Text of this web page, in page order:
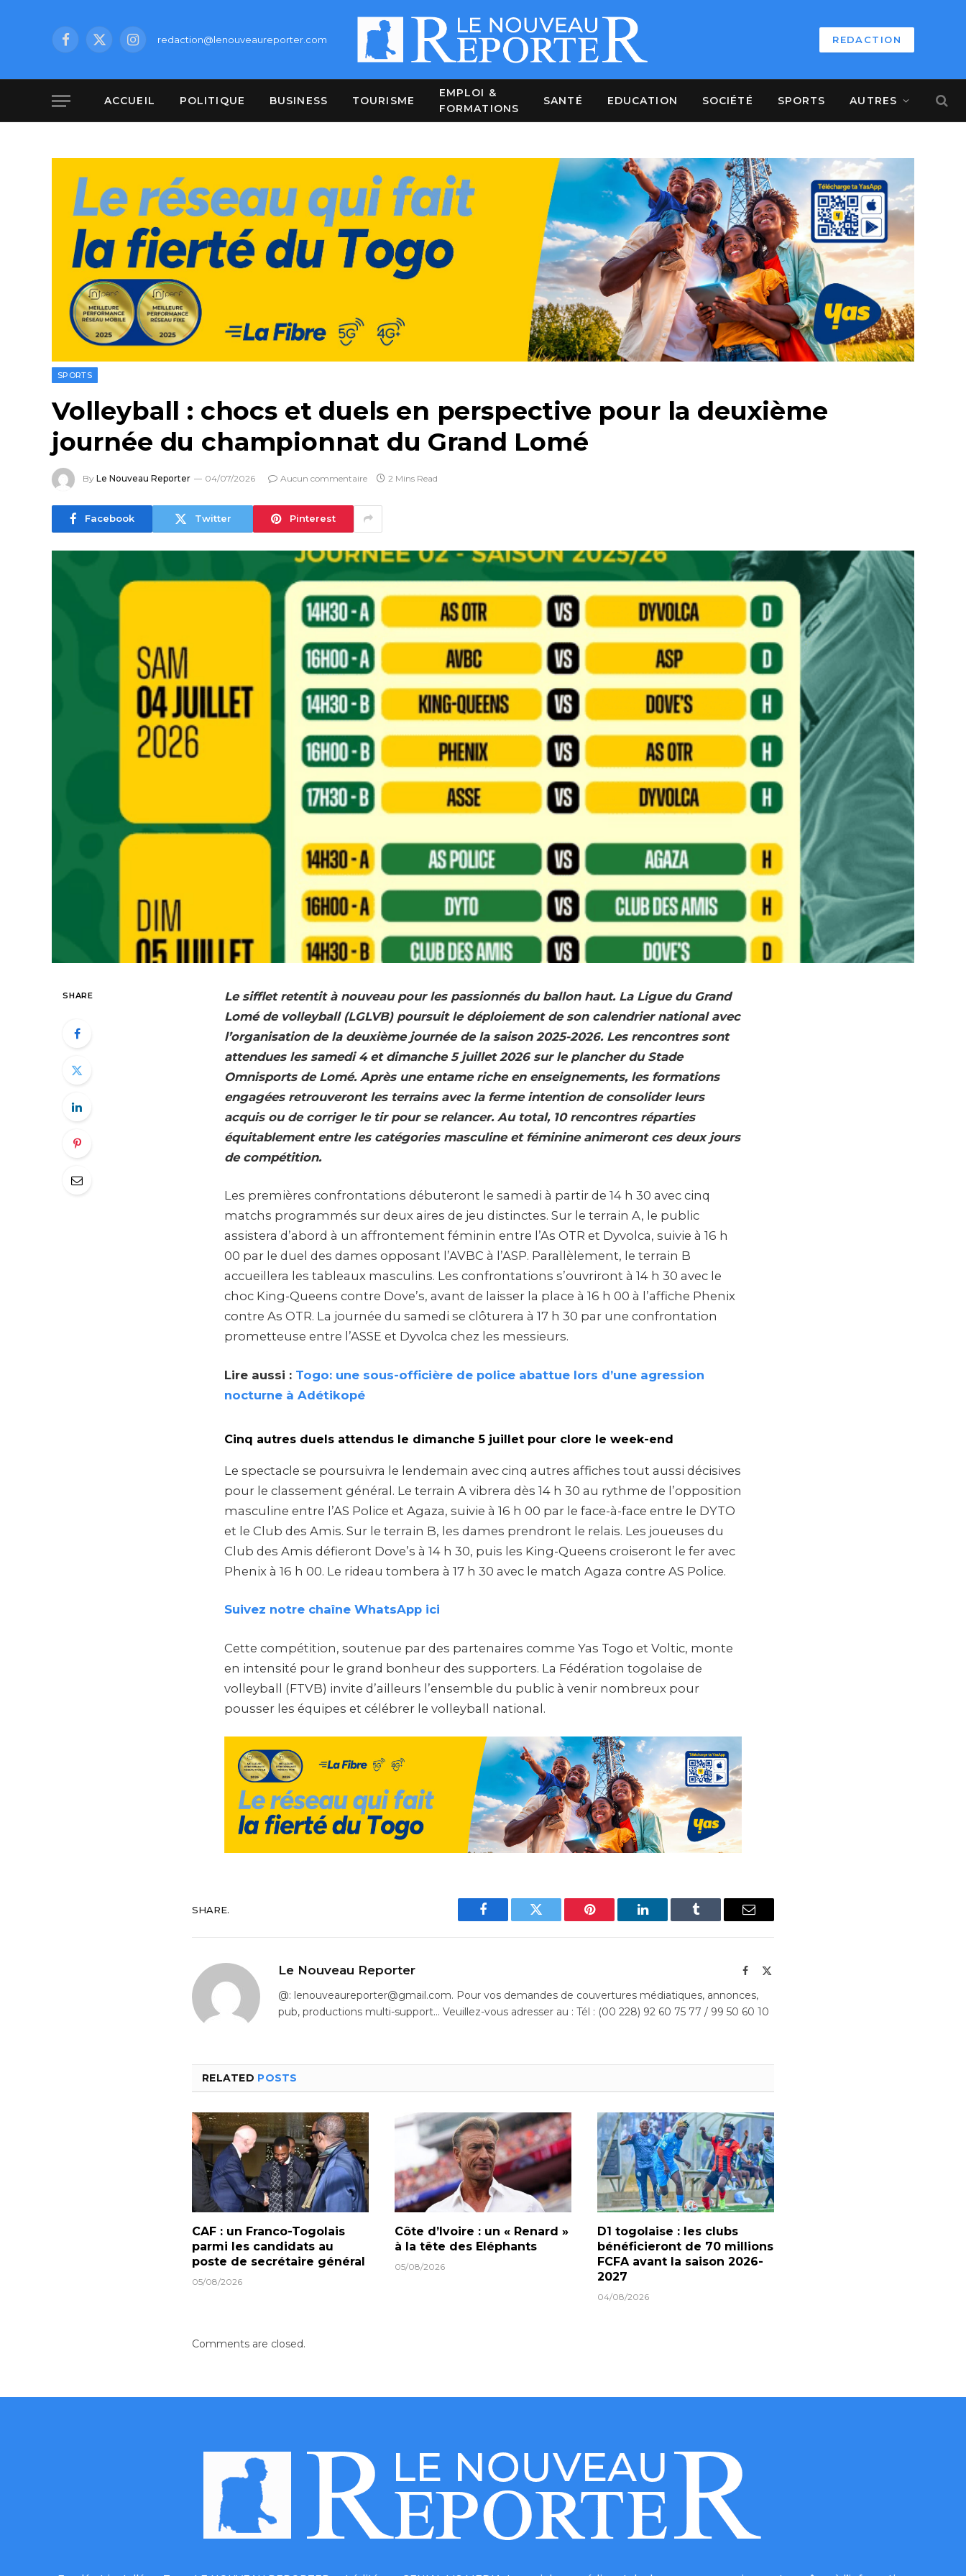
Facebook
X
Instagramredaction@lenouveaureporter.com REDACTION
ACCUEIL POLITIQUE BUSINESS TOURISME
EMPLOI &
FORMATIONS
SANTÉ EDUCATION SOCIÉTÉ SPORTS AUTRES
SPORTS
Volleyball : chocs et duels en perspective pour la deuxième
journée du championnat du Grand Lomé
By Le Nouveau Reporter 04/07/2026 Aucun commentaire 2 Mins Read
Facebook Twitter Pinterest
SHARE
Le sifflet retentit à nouveau pour les passionnés du ballon haut. La Ligue du Grand
Lomé de volleyball (LGLVB) poursuit le déploiement de son calendrier national avec
l’organisation de la deuxième journée de la saison 2025-2026. Les rencontres sont
attendues les samedi 4 et dimanche 5 juillet 2026 sur le plancher du Stade
Omnisports de Lomé. Après une entame riche en enseignements, les formations
engagées retrouveront les terrains avec la ferme intention de consolider leurs
acquis ou de corriger le tir pour se relancer. Au total, 10 rencontres réparties
équitablement entre les catégories masculine et féminine animeront ces deux jours
de compétition.
Les premières confrontations débuteront le samedi à partir de 14 h 30 avec cinq
matchs programmés sur deux aires de jeu distinctes. Sur le terrain A, le public
assistera d’abord à un affrontement féminin entre l’As OTR et Dyvolca, suivie à 16 h
00 par le duel des dames opposant l’AVBC à l’ASP. Parallèlement, le terrain B
accueillera les tableaux masculins. Les confrontations s’ouvriront à 14 h 30 avec le
choc King-Queens contre Dove’s, avant de laisser la place à 16 h 00 à l’affiche Phenix
contre As OTR. La journée du samedi se clôturera à 17 h 30 par une confrontation
prometteuse entre l’ASSE et Dyvolca chez les messieurs.
Lire aussi : Togo: une sous-officière de police abattue lors d’une agression
nocturne à Adétikopé
Cinq autres duels attendus le dimanche 5 juillet pour clore le week-end
Le spectacle se poursuivra le lendemain avec cinq autres affiches tout aussi décisives
pour le classement général. Le terrain A vibrera dès 14 h 30 au rythme de l’opposition
masculine entre l’AS Police et Agaza, suivie à 16 h 00 par le face-à-face entre le DYTO
et le Club des Amis. Sur le terrain B, les dames prendront le relais. Les joueuses du
Club des Amis défieront Dove’s à 14 h 30, puis les King-Queens croiseront le fer avec
Phenix à 16 h 00. Le rideau tombera à 17 h 30 avec le match Agaza contre AS Police.
Suivez notre chaîne WhatsApp ici
Cette compétition, soutenue par des partenaires comme Yas Togo et Voltic, monte
en intensité pour le grand bonheur des supporters. La Fédération togolaise de
volleyball (FTVB) invite d’ailleurs l’ensemble du public à venir nombreux pour
pousser les équipes et célébrer le volleyball national.
SHARE.
Facebook Twitter Pinterest LinkedIn Tumblr Email
Le Nouveau Reporter Facebook
@: lenouveaureporter@gmail.com. Pour vos demandes de couvertures médiatiques, annonces,
pub, productions multi-support… Veuillez-vous adresser au : Tél : (00 228) 92 60 75 77 / 99 50 60 10
RELATED POSTS
CAF : un Franco-Togolais
parmi les candidats au
poste de secrétaire général
05/08/2026
Côte d’Ivoire : un « Renard »
à la tête des Eléphants
05/08/2026
D1 togolaise : les clubs
bénéficieront de 70 millions
FCFA avant la saison 2026-
2027
04/08/2026
Comments are closed.